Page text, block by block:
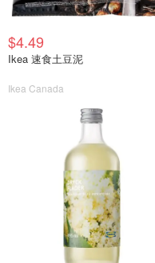
$4.49
Ikea 速食土豆泥
Ikea Canada